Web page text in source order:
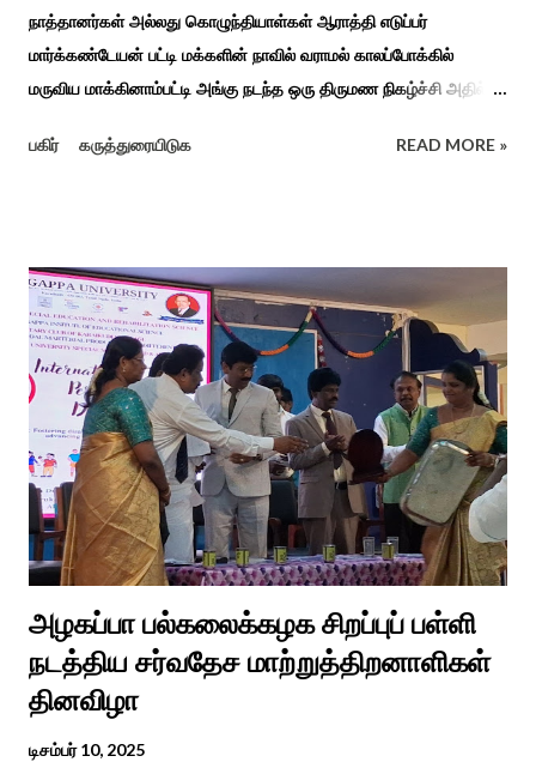
நாத்தானர்கள் அல்லது கொழுந்தியாள்கள் ஆராத்தி எடுப்பர்
மார்க்கண்டேயன் பட்டி மக்களின் நாவில் வராமல் காலப்போக்கில்
மருவிய மாக்கினாம்பட்டி அங்கு நடந்த ஒரு திருமண நிகழ்ச்சி அதில்
ஆராத்தியெடுத்த கொழுந்தியாள்கள் பாடிய ஆராத்தி பாட்டு ஒன்று 30
வைரலாகிகி யது. தமிழகத்தில் ஒவ்வொரு குடும்பத்திற்கும் திருமணப்
பழக்க வழக்கங்கள் ஜாதிய சமூக ரீதியாக வேறுபடும். அந்த வகையில்,
ஆராத்தி எடுக்கும் முறையும் சற்று வேறுபடுடன் தான் இருக்கும்.அப்படி
திருமணம் ஒன்றில் கொழுந்தியாள்கள் மூன்று பேர் இணைந்து
மாப்பிள்ளைக்கு ஆராத்தி எடுத்துள்ளனர். அப்போது மாப்பிள்ளையைக்
கேலியாக நகைச்சுவை உணர்வு பொங்க பாடிய வரிகளை வைத்து
அவர்கள் பாடிய பாடல் இணையதளத்தில் வைரலாகிறது.“மாடு மேய்த்த
மச்சான்” என...
பகிர் கருத்துரையிடுக READ MORE »
அழகப்பா பல்கலைக்கழக சிறப்புப் பள்ளி
நடத்திய சர்வதேச மாற்றுத்திறனாளிகள்
தினவிழா
டிசம்பர் 10, 2025